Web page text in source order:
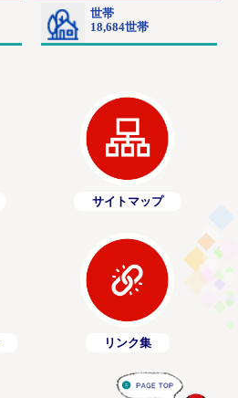
サイトマップ
リンク集